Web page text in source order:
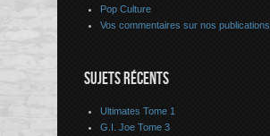
Pop Culture
Vos commentaires sur nos publications
SUJETS RÉCENTS
Ultimates Tome 1
G.I. Joe Tome 3